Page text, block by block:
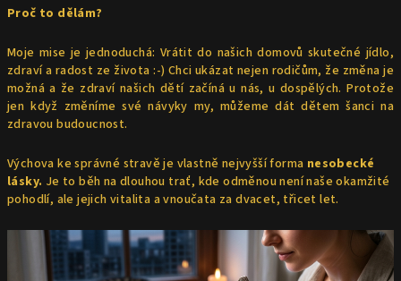
Proč to dělám?
Moje mise je jednoduchá: Vrátit do našich domovů skutečné jídlo,
zdraví a radost ze života :-) Chci ukázat nejen rodičům, že změna je
možná a že zdraví našich dětí začíná u nás, u dospělých. Protože
jen když změníme své návyky my, můžeme dát dětem šanci na
zdravou budoucnost.
Výchova ke správné stravě je vlastně nejvyšší forma nesobecké
lásky. Je to běh na dlouhou trať, kde odměnou není naše okamžité
pohodlí, ale jejich vitalita a vnoučata za dvacet, třicet let.